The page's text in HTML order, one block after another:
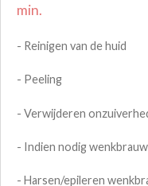
min.
- Reinigen van de huid
- Peeling
- Verwijderen
- Indien nodig
- Harsen/epileren